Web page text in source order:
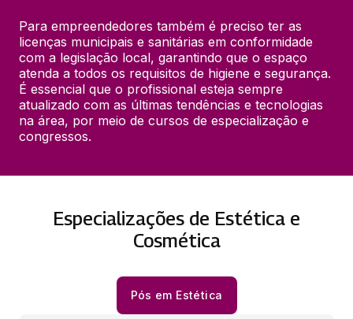
Para empreendedores também é preciso ter as
licenças municipais e sanitárias em conformidade
com a legislação local, garantindo que o espaço
atenda a todos os requisitos de higiene e segurança.
É essencial que o profissional esteja sempre
atualizado com as últimas tendências e tecnologias
na área, por meio de cursos de especialização e
congressos.
Especializações de Estética e
Cosmética
Pós em Estética